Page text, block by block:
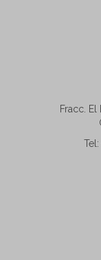
Fracc. El